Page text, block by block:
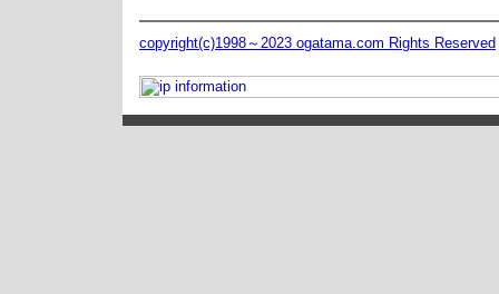
copyright(c)1998～2023 ogatama.com Rights Reserved